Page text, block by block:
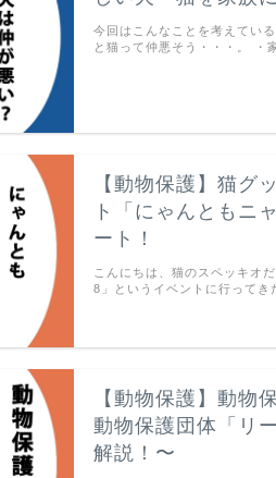
今回はこんなことを考えてい
と猫って仲悪そう・・・。 ・
【動物保護】猫グ
ト「にゃんともニ
ート！
こんにちは、猫のスペッキオ
8」というイベントに行ってき
【動物保護】動物
動物保護団体「リ
解説！〜